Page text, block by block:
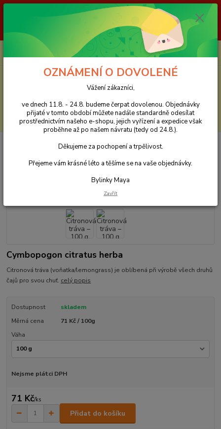
Vážení zákazníci, ve dnech 11.8. - 24.8. budeme čerpat dovolenou.
Objednávky přijaté v tomto období můžete nadále standardně odesílat
prostřednictvím našeho e-shopu, jejich vyřízení a expedice však proběhne
až po našem návratu (tedy od 24.8.). Děkujeme za pochopení a trpělivost.
CZK
Hledat
0
za0 Kč
Jednotlivé byliny, koření Jednotlivé byliny A-H
Citronová tráva – 100 g
Cymbopogon citratus herba
Citronová tráva (voňatka/lemongrass) je oblíbená při výrobě všech druhů
čajů pro svou chuť. celý popis
Dostupnost
skladem
Měrná cena
71 Kč / 100g
Váha
Nejsme plátci DPH
71 Kč/ks
Přidat do košíku
OZNÁMENÍ O DOVOLENÉ
Vážení zákazníci,
ve dnech 11.8. - 24.8. budeme čerpat dovolenou. Objednávky
přijaté v tomto období můžete nadále standardně odesílat
prostřednictvím našeho e-shopu, jejich vyřízení a expedice však
proběhne až po našem návratu (tedy od 24.8.).
Děkujeme za pochopení a trpělivost.
Přejeme vám krásné léto a těšíme se na vaše objednávky.
Bylinky Maya
Zavřít